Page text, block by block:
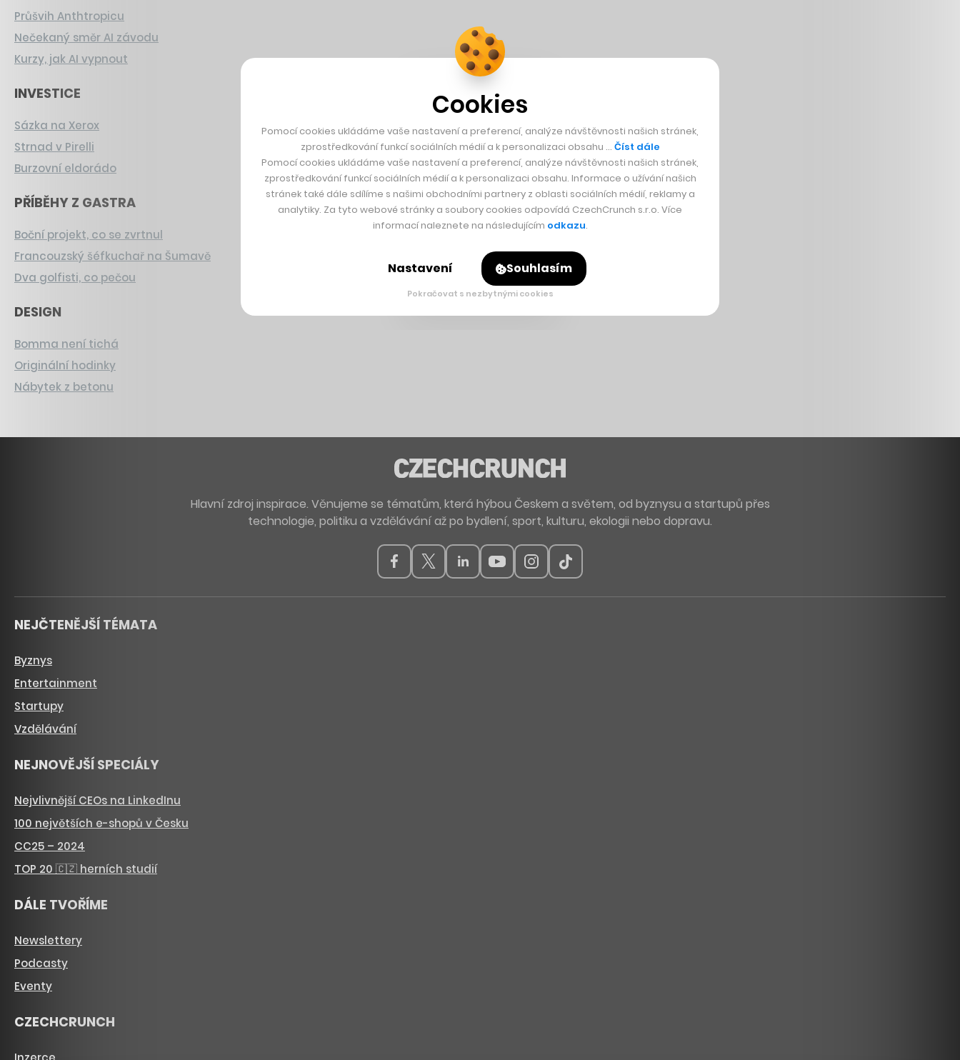
Průšvih Anthtropicu
Nečekaný směr AI závodu
Kurzy, jak AI vypnout
INVESTICE
Sázka na Xerox
Strnad v Pirelli
Burzovní eldorádo
PŘÍBĚHY Z GASTRA
Boční projekt, co se zvrtnul
Francouzský šéfkuchař na Šumavě
Dva golfisti, co pečou
DESIGN
Bomma není tichá
Originální hodinky
Nábytek z betonu
Hlavní zdroj inspirace. Věnujeme se tématům, která hýbou Českem a světem, od byznysu a startupů přes
technologie, politiku a vzdělávání až po bydlení, sport, kulturu, ekologii nebo dopravu.
NEJČTENĚJŠÍ TÉMATA
Byznys
Entertainment
Startupy
Vzdělávání
NEJNOVĚJŠÍ SPECIÁLY
Nejvlivnější CEOs na LinkedInu
100 největších e-shopů v Česku
CC25 – 2024
TOP 20 🇨🇿 herních studií
DÁLE TVOŘÍME
Newslettery
Podcasty
Eventy
CZECHCRUNCH
Cookies
Pomocí cookies ukládáme vaše nastavení a preferencí, analýze návštěvnosti našich stránek,
zprostředkování funkcí sociálních médií a k personalizaci obsahu … Číst dále
Pomocí cookies ukládáme vaše nastavení a preferencí, analýze návštěvnosti našich stránek,
zprostředkování funkcí sociálních médií a k personalizaci obsahu. Informace o užívání našich
stránek také dále sdílíme s našimi obchodními partnery z oblasti sociálních médií, reklamy a
analytiky. Za tyto webové stránky a soubory cookies odpovídá CzechCrunch s.r.o. Více
informací naleznete na následujícím odkazu.
Nastavení Souhlasím
Pokračovat s nezbytnými cookies